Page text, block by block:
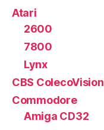
Atari
2600
7800
Lynx
CBS ColecoVision
Commodore
Amiga CD32